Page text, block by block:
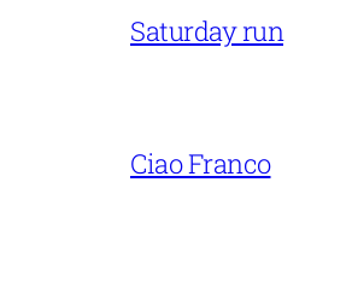
Saturday run
Ciao Franco